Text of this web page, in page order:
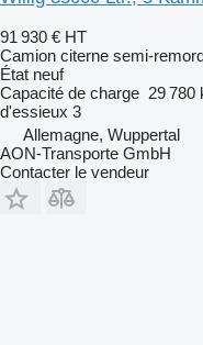
91 930 € HT
Camion citerne semi-
État neuf
Capacité de charge 29 780
d'essieux 3
Allemagne, Wuppertal
AON-Transporte GmbH
Contacter le vendeur